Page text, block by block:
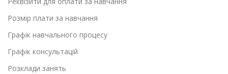
Розмір плати за навчання
Графік навчального процесу
Графік консультацій
Розклади занять